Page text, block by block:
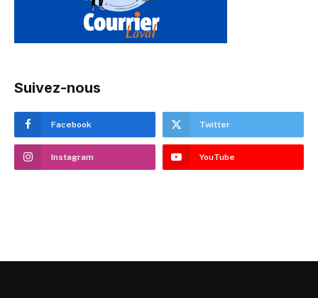
Suivez-nous
Facebook Twitter
Instagram YouTube